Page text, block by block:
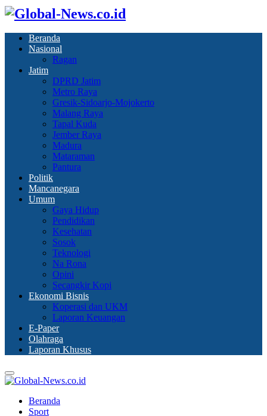
Beranda
Nasional
Ragan
Jatim
DPRD Jatim
Metro Raya
Gresik-Sidoarjo-Mojokerto
Malang Raya
Tapal Kuda
Jember Raya
Madura
Mataraman
Pantura
Politik
Mancanegara
Umum
Gaya Hidup
Pendidikan
Kesehatan
Sosok
Teknologi
Na Rona
Opini
Secangkir Kopi
Ekonomi Bisnis
Koperasi dan UKM
Laporan Keuangan
E-Paper
Olahraga
Laporan Khusus
Primary
Menu
Beranda
Sport